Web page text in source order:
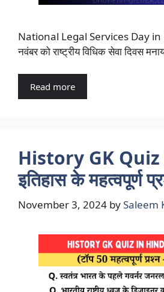
National Legal Services Day in
नवंबर को राष्ट्रीय विधिक सेवा दिवस
Read more
History GK
इतिहास के महत्वपूर्ण
November 3, 2024 bySaleem